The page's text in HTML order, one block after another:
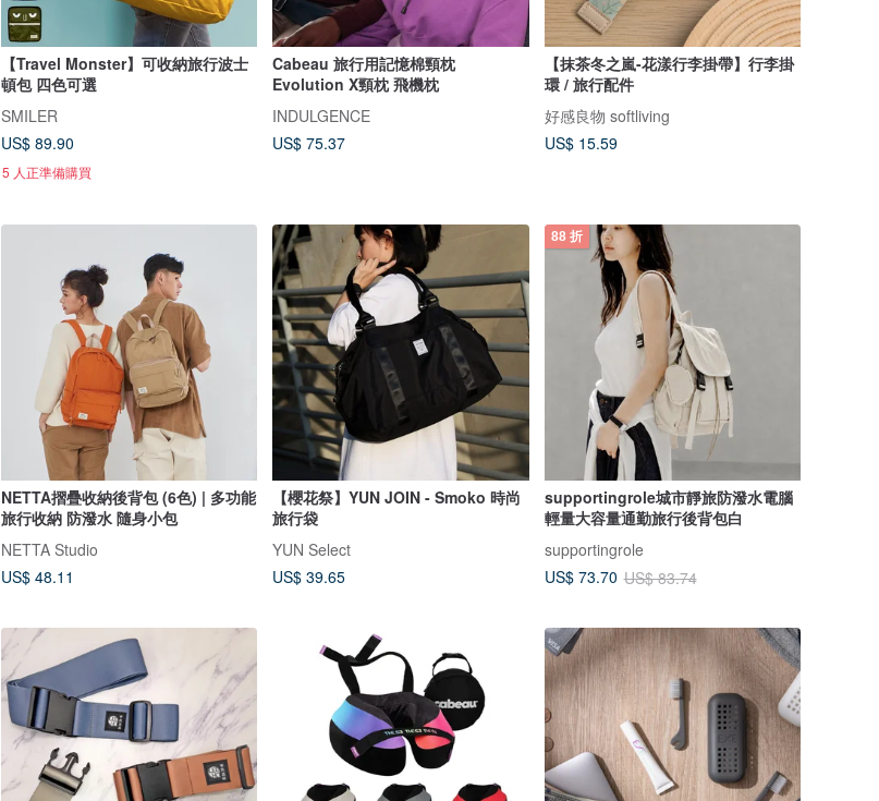
【Travel Monster】可收納旅行波士
頓包 四色可選
SMILER
US$ 89.90
5 人正準備購買
Cabeau 旅行用記憶棉頸枕
Evolution X頸枕 飛機枕
INDULGENCE
US$ 75.37
【抹茶冬之嵐-花漾行李掛帶】行李掛
環 / 旅行配件
好感良物 softliving
US$ 15.59
NETTA摺疊收納後背包 (6色) | 多功能
旅行收納 防潑水 隨身小包
NETTA Studio
US$ 48.11
【櫻花祭】YUN JOIN - Smoko 時尚
旅行袋
YUN Select
US$ 39.65
88 折
supportingrole城市靜旅防潑水電腦
輕量大容量通勤旅行後背包白
supportingrole
US$ 73.70 US$ 83.74